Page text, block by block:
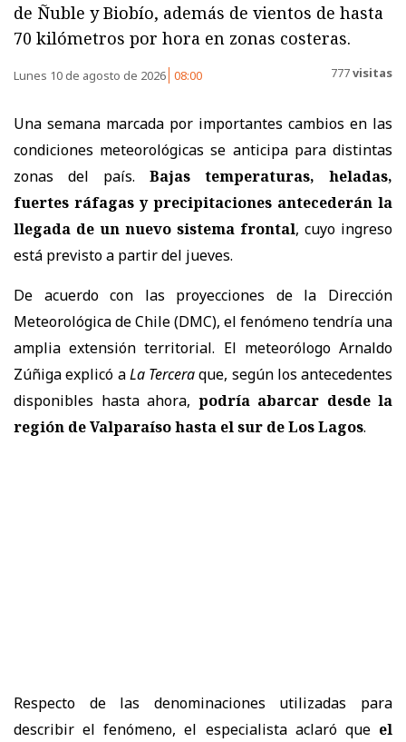
de Ñuble y Biobío, además de vientos de hasta
70 kilómetros por hora en zonas costeras.
Lunes 10 de agosto de 2026 08:00 777visitas
Una semana marcada por importantes cambios en las
condiciones meteorológicas se anticipa para distintas
zonas del país. Bajas temperaturas, heladas,
fuertes ráfagas y precipitaciones antecederán la
llegada de un nuevo sistema frontal, cuyo ingreso
está previsto a partir del jueves.
De acuerdo con las proyecciones de la Dirección
Meteorológica de Chile (DMC), el fenómeno tendría una
amplia extensión territorial. El meteorólogo Arnaldo
Zúñiga explicó aLa Terceraque, según los antecedentes
disponibles hasta ahora, podría abarcar desde la
región de Valparaíso hasta el sur de Los Lagos.
Respecto de las denominaciones utilizadas para
describir el fenómeno, el especialista aclaró que el